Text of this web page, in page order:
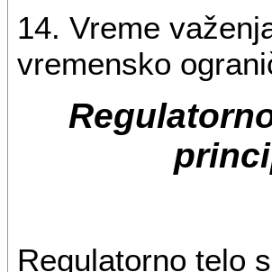
14. Vreme
vremensko
Regulatorno telo